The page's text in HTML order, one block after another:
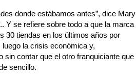
donde estábamos antes”, dice Mary
Y se refiere sobre todo a que la marca
30 tiendas en los últimos años por
la crisis económica y,
sin contar que el otro franquiciante que
sencillo.